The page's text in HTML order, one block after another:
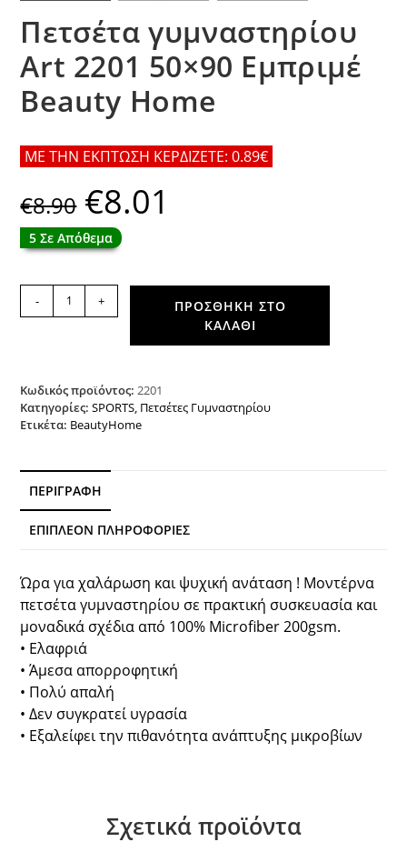
Πετσέτα γυμναστηρίου
Art 2201 50×90 Εμπριμέ
Beauty Home
ΜΕ ΤΗΝ ΕΚΠΤΩΣΗ ΚΕΡΔΙΖΕΤΕ: 0.89€
€8.90 Original
price
was:
€8.90.
€8.01
5 Σε Απόθεμα
Πετσέτα
γυμναστηρίου
Εμπριμέ
Beauty
Home
- +
ΠΡΟΣΘΉΚΗ ΣΤΟ
ΚΑΛΆΘΙ
Κωδικός προϊόντος:2201
Κατηγορίες:SPORTS, Πετσέτες Γυμναστηρίου
Ετικέτα: BeautyHome
ΠΕΡΙΓΡΑΦΉ
ΕΠΙΠΛΈΟΝ ΠΛΗΡΟΦΟΡΊΕΣ
Ώρα για χαλάρωση και ψυχική ανάταση ! Μοντέρνα
πετσέτα γυμναστηρίου σε πρακτική συσκευασία και
μοναδικά σχέδια από 100% Microfiber 200gsm.
• Ελαφριά
• Άμεσα απορροφητική
• Πολύ απαλή
• Δεν συγκρατεί υγρασία
• Εξαλείφει την πιθανότητα ανάπτυξης μικροβίων
Σχετικά προϊόντα